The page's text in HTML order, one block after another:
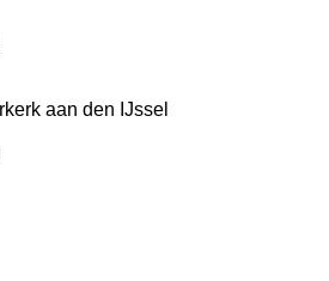
aan den IJssel